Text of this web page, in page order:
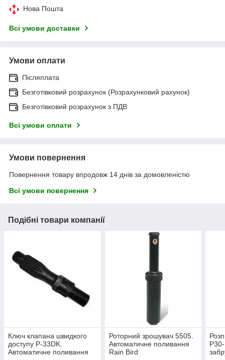
Нова Пошта
Всі умови доставки
Умови оплати
Післяплата
Безготівковий розрахунок (Розрахунковий рахунок)
Безготівковий розрахунок з ПДВ
Всі умови оплати
Умови повернення
Повернення товару впродовж 14 днів за домовленістю
Всі умови повернення
Подібні товари компанії
Ключ клапана швидкого
доступу P-33DK.
Автоматичне поливання
Роторний зрошувач 5505.
Автоматичне поливання
Rain Bird